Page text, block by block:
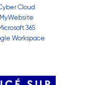
Cloud
365
Workspace